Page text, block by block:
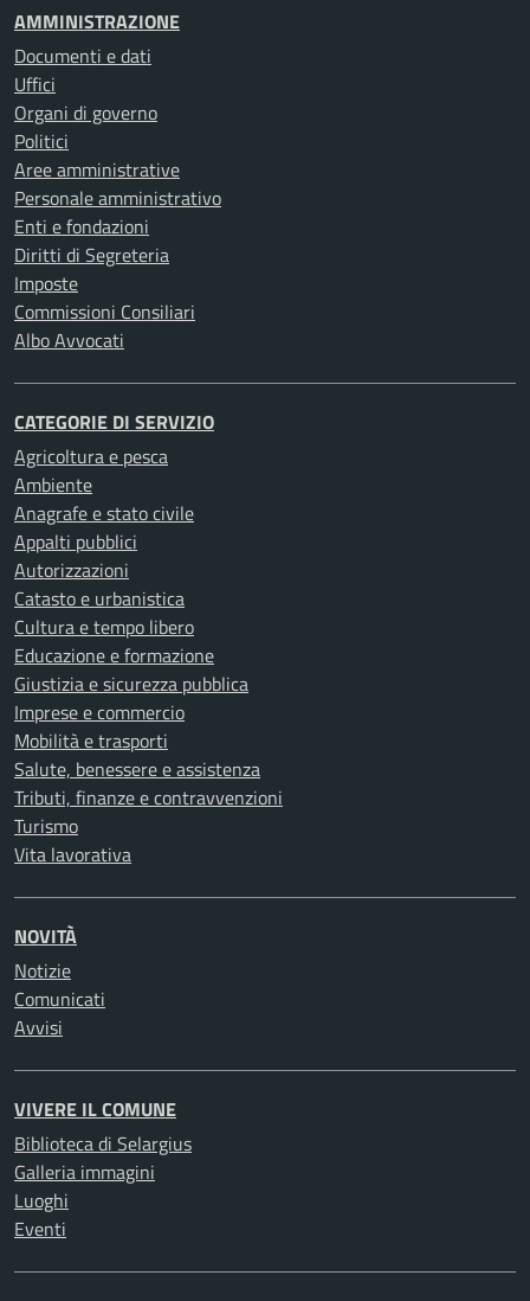
AMMINISTRAZIONE
Documenti e dati
Uffici
Organi di governo
Politici
Aree amministrative
Personale amministrativo
Enti e fondazioni
Diritti di Segreteria
Imposte
Commissioni Consiliari
Albo Avvocati
CATEGORIE DI SERVIZIO
Agricoltura e pesca
Ambiente
Anagrafe e stato civile
Appalti pubblici
Autorizzazioni
Catasto e urbanistica
Cultura e tempo libero
Educazione e formazione
Giustizia e sicurezza pubblica
Imprese e commercio
Mobilità e trasporti
Salute, benessere e assistenza
Tributi, finanze e contravvenzioni
Turismo
Vita lavorativa
NOVITÀ
Notizie
Comunicati
Avvisi
VIVERE IL COMUNE
Biblioteca di Selargius
Galleria immagini
Luoghi
Eventi